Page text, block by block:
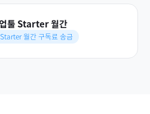
툴 Starter 월간
월간 구독료 송금